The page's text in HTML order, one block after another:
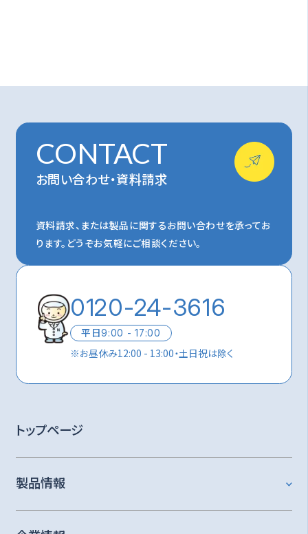
CONTACT
お問い合わせ・資料請求
資料請求、または製品に関するお問い合わせを承ってお
ります。 どうぞお気軽にご相談ください。
0120-24-3616
平日9:00 - 17:00
※お昼休み12:00 - 13:00・土日祝は除く
トップページ
製品情報